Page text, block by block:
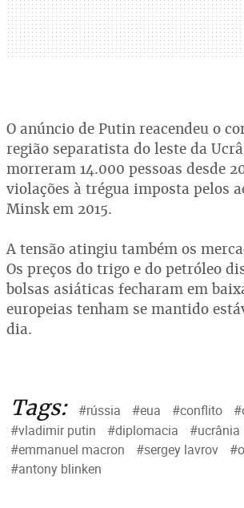
O anúncio de Putin reacendeu o
região separatista do leste da
morreram 14.000 pessoas desde
violações à trégua imposta pelos
Minsk em 2015.
A tensão atingiu também os
Os preços do trigo e do petróleo
bolsas asiáticas fecharam em
europeias tenham se mantido
dia.
Tags: #rússia #eua #conflito
#vladimir putin
#diplomacia #ucrânia
#emmanuel macron
#sergey lavrov
#antony blinken